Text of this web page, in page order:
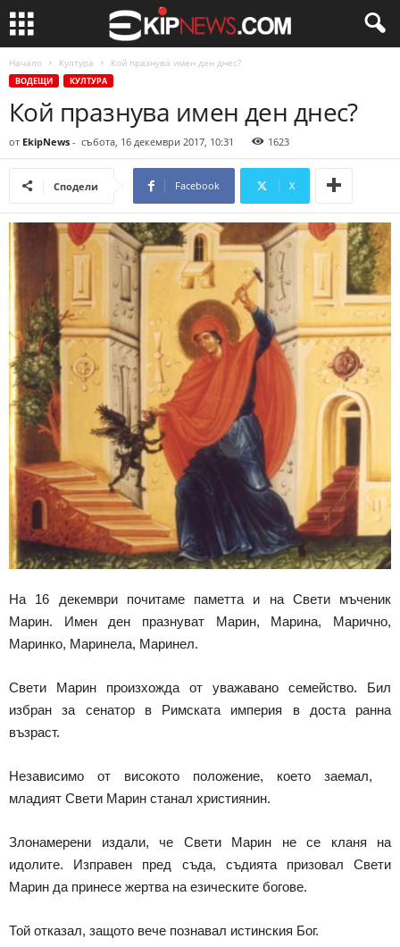
Начало Култура Кой празнува имен ден днес?
ВОДЕЩИ КУЛТУРА
Кой празнува имен ден днес?
от EkipNews - събота, 16 декември 2017, 10:31 1623
Сподели Facebook X
На 16 декември почитаме паметта и на Свети мъченик
Марин. Имен ден празнуват Марин, Марина, Марично,
Маринко, Маринела, Маринел.
Свети Марин произхожда от уважавано семейство. Бил
избран за сенатор в Римската империя в доста ранна
възраст.
Независимо от високото положение, което заемал,
младият Свети Марин станал християнин.
Злонамерени издали, че Свети Марин не се кланя на
идолите. Изправен пред съда, съдията призовал Свети
Марин да принесе жертва на езическите богове.
Той отказал, защото вече познавал истинския Бог.